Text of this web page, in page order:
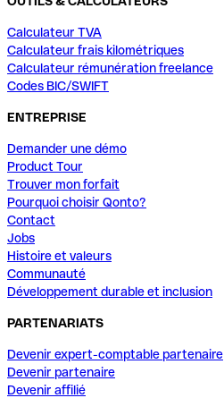
Calculateur TVA
Calculateur frais kilométriques
Calculateur rémunération freelance
Codes BIC/SWIFT
ENTREPRISE
Demander une démo
Product Tour
Trouver mon forfait
Pourquoi choisir Qonto?
Contact
Jobs
Histoire et valeurs
Communauté
Développement durable et inclusion
PARTENARIATS
Devenir expert-comptable partenaire
Devenir partenaire
Devenir affilié